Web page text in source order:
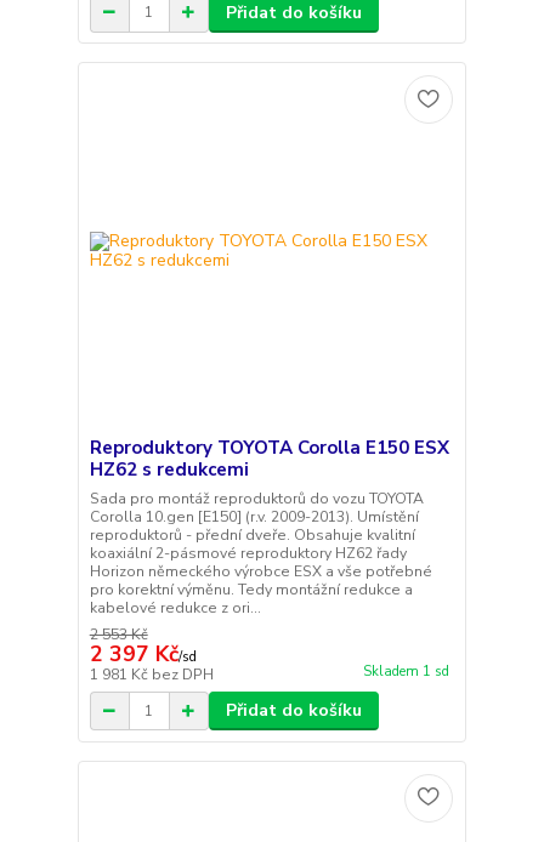
Přidat do košíku
Reproduktory TOYOTA Corolla E150 ESX
HZ62 s redukcemi
Sada pro montáž reproduktorů do vozu TOYOTA
Corolla 10.gen [E150] (r.v. 2009-2013). Umístění
reproduktorů - přední dveře. Obsahuje kvalitní
koaxiální 2-pásmové reproduktory HZ62 řady
Horizon německého výrobce ESX a vše potřebné
pro korektní výměnu. Tedy montážní redukce a
kabelové redukce z ori...
2 553 Kč
2 397 Kč/sd
1 981 Kč bez DPH Skladem 1 sd
Přidat do košíku